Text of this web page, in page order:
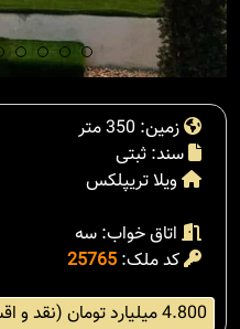
زمین: 350 متر
سند: ثبتی
ویلا تریپلکس
اتاق خواب: سه
کد ملک: 25765
4.800 میلیارد تومان (نقد و اقساط)